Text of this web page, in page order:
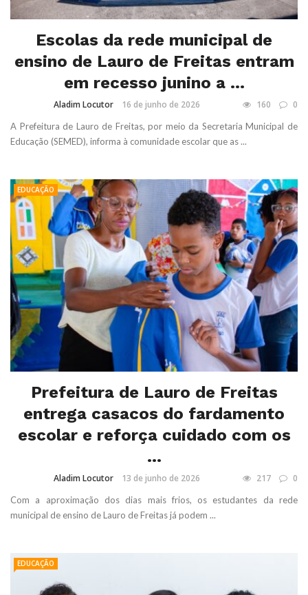
Escolas da rede municipal de
ensino de Lauro de Freitas entram
em recesso junino a ...
Aladim Locutor 16 de junho de 2026 160 0
A Prefeitura de Lauro de Freitas, por meio da Secretaria Municipal de
Educação (SEMED), informa à comunidade escolar que as ...
EDUCAÇÃO
Prefeitura de Lauro de Freitas
entrega casacos do fardamento
escolar e reforça cuidado com os
...
Aladim Locutor 13 de junho de 2026 217 0
Com a aproximação dos dias mais frios, os estudantes da rede
municipal de ensino de Lauro de Freitas já podem ...
EDUCAÇÃO